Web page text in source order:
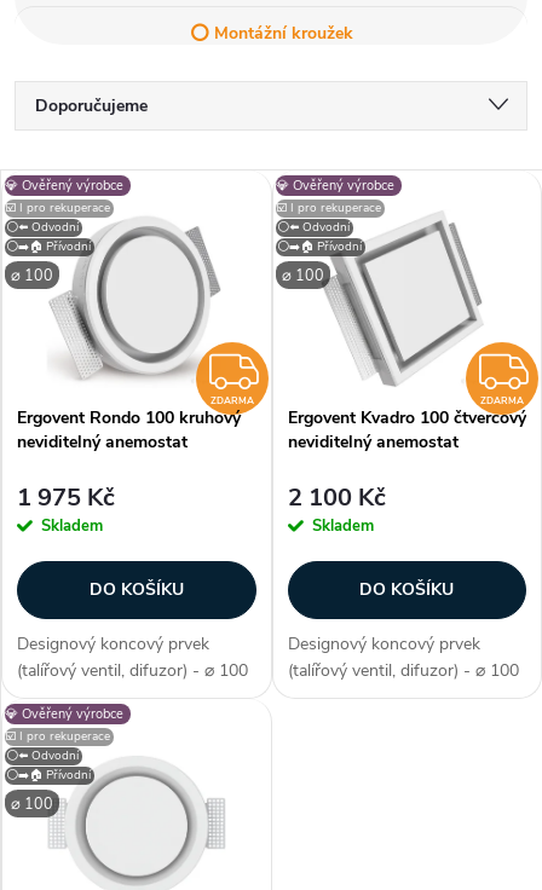
⭕ Montážní kroužek
Ř
a
z
e
í
p
r
o
d
u
k
t
Doporučujeme
Nejdražší
Nejprodávanější
Abecedně
V
ý
s
p
r
o
d
u
k
⌀ 100
💎 Ověřený výrobce
⚪⬅️ Odvodní
⚪➡️🏠 Přívodní
☑️ I pro rekuperace
ZDARMA
ZDARMA
Ergovent Rondo 100 kruhový
neviditelný anemostat
1 975 Kč
Skladem
DO KOŠÍKU
Designový koncový prvek
(talířový ventil, difuzor) - ⌀ 100
mm, barva bílá, materiál sádra,
tvar kruhový, odvodní / přívodní
- univerzální, regulace průtoku,
prémiové zpracování,...
⌀ 100
💎 Ověřený výrobce
⚪⬅️ Odvodní
⚪➡️🏠 Přívodní
☑️ I pro rekuperace
ZDARMA
Ergovent Kvadro 100 čtvercový
neviditelný anemostat
2 100 Kč
Skladem
DO KOŠÍKU
Designový koncový prvek
(talířový ventil, difuzor) - ⌀ 100
mm, barva bílá, materiál sádra,
⌀ 100
💎 Ověřený výrobce
⚪⬅️ Odvodní
⚪➡️🏠 Přívodní
☑️ I pro rekuperace